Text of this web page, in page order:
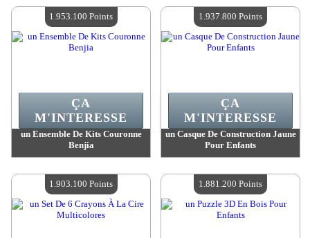
Quantité Disponible :4
Quantité Disponible :4
un Ensemble De Kits Couronne
Benjia
Quantité Disponible :4
ÇA
M'INTERESSE
1.953.100 Points
un Casque De Construction Jaune
Pour Enfants
Quantité Disponible :4
ÇA
M'INTERESSE
1.937.800 Points
1.903.100 Points 1.881.200 Points